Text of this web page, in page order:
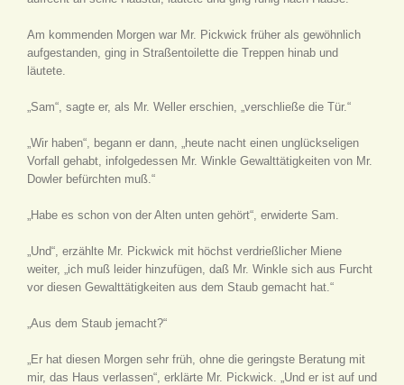
Am kommenden Morgen war Mr. Pickwick früher als gewöhnlich
aufgestanden, ging in Straßentoilette die Treppen hinab und
läutete.
„Sam“, sagte er, als Mr. Weller erschien, „verschließe die Tür.“
„Wir haben“, begann er dann, „heute nacht einen unglückseligen
Vorfall gehabt, infolgedessen Mr. Winkle Gewalttätigkeiten von Mr.
Dowler befürchten muß.“
„Habe es schon von der Alten unten gehört“, erwiderte Sam.
„Und“, erzählte Mr. Pickwick mit höchst verdrießlicher Miene
weiter, „ich muß leider hinzufügen, daß Mr. Winkle sich aus Furcht
vor diesen Gewalttätigkeiten aus dem Staub gemacht hat.“
„Aus dem Staub jemacht?“
„Er hat diesen Morgen sehr früh, ohne die geringste Beratung mit
mir, das Haus verlassen“, erklärte Mr. Pickwick. „Und er ist auf und